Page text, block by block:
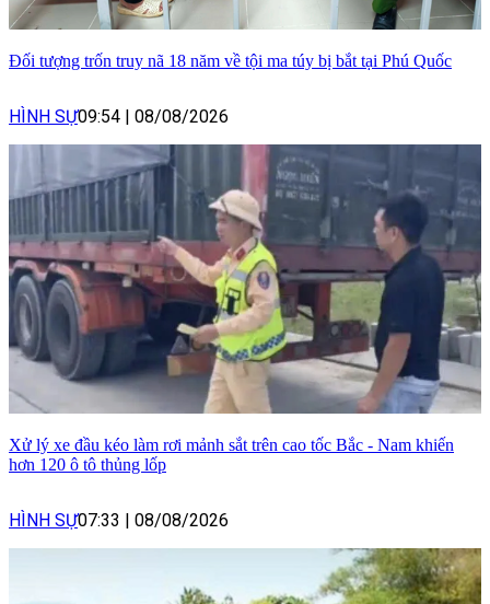
Đối tượng trốn truy nã 18 năm về tội ma túy bị bắt tại Phú Quốc
HÌNH SỰ09:54 08/08/2026
Xử lý xe đầu kéo làm rơi mảnh sắt trên cao tốc Bắc - Nam khiến
hơn 120 ô tô thủng lốp
HÌNH SỰ07:33 | 08/08/2026